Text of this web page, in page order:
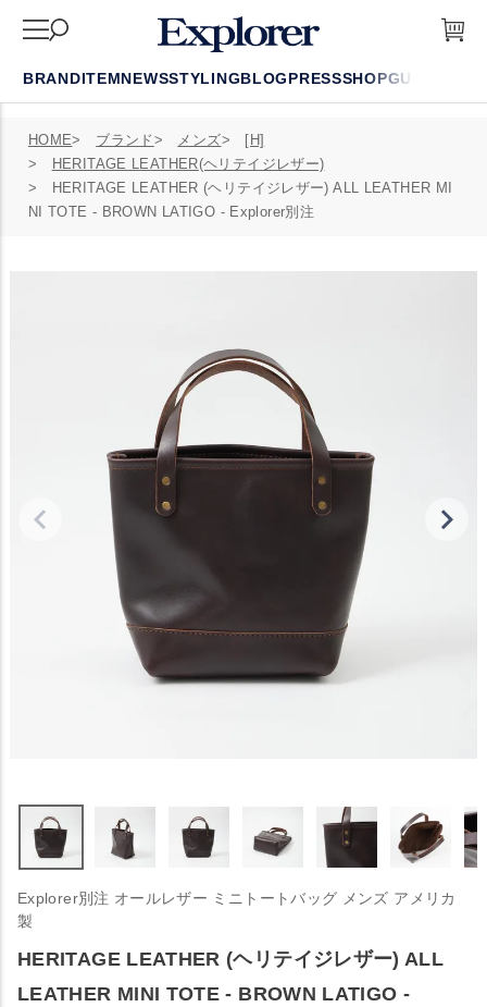
BRANDITEMNEWSSTYLINGBLOGPRESSSHOPGUIDE
HOME ブランド メンズ
[H]
HERITAGE LEATHER(ヘリテイジレザー)
HERITAGE LEATHER (ヘリテイジレザー) ALL LEATHER MI
NI TOTE - BROWN LATIGO - Explorer別注
Explorer別注 オールレザー ミニトートバッグ メンズ アメリカ
製
HERITAGE LEATHER (ヘリテイジレザー) ALL
LEATHER MINI TOTE - BROWN LATIGO -